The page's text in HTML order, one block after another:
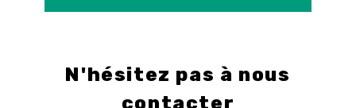
N'hésitez pas à nous
contacter